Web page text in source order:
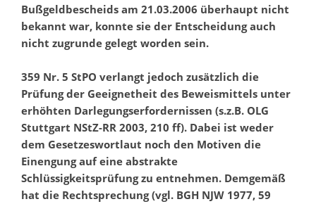
Bußgeldbescheids am 21.03.2006 überhaupt nicht
bekannt war, konnte sie der Entscheidung auch
nicht zugrunde gelegt worden sein.
359 Nr. 5 StPO verlangt jedoch zusätzlich die
Prüfung der Geeignetheit des Beweismittels unter
erhöhten Darlegungserfordernissen (s.z.B. OLG
Stuttgart NStZ-RR 2003, 210 ff). Dabei ist weder
dem Gesetzeswortlaut noch den Motiven die
Einengung auf eine abstrakte
Schlüssigkeitsprüfung zu entnehmen. Demgemäß
hat die Rechtsprechung (vgl. BGH NJW 1977, 59